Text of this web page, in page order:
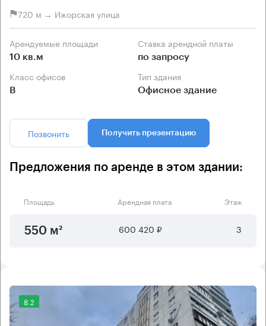
720 м → Ижорская улица
Арендуемые площади
10 кв.м
Ставка арендной платы
по запросу
Класс офисов
B
Тип здания
Офисное здание
Позвонить Получить презентацию
Предложения по аренде в этом здании:
Площадь Арендная плата Этаж
550 м² 600 420 ₽ 3
8.2